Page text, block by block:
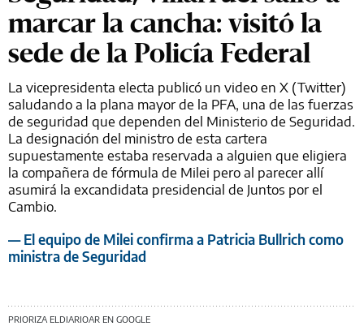
marcar la cancha: visitó la
sede de la Policía Federal
La vicepresidenta electa publicó un video en X (Twitter)
saludando a la plana mayor de la PFA, una de las fuerzas
de seguridad que dependen del Ministerio de Seguridad.
La designación del ministro de esta cartera
supuestamente estaba reservada a alguien que eligiera
la compañera de fórmula de Milei pero al parecer allí
asumirá la excandidata presidencial de Juntos por el
Cambio.
— El equipo de Milei confirma a Patricia Bullrich como
ministra de Seguridad
PRIORIZA ELDIARIOAR EN GOOGLE